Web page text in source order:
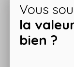
Vous
la
bien ?